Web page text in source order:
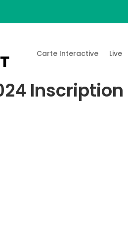
Carte Interactive Live